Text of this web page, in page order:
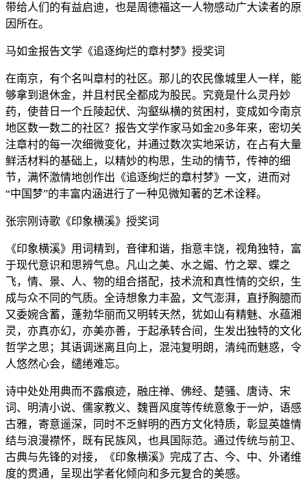
带给人们的有益启迪，也是周德福这一人物感动广大读者的原
因所在。
马如金报告文学《追逐绚烂的章村梦》授奖词
在南京，有个名叫章村的社区。那儿的农民像城里人一样，能
够拿到退休金，并且村民全都成为股民。究竟是什么灵丹妙
药，使昔日一个丘陵起伏、沟壑纵横的贫困村，变成如今南京
地区数一数二的社区？报告文学作家马如金20多年来，密切关
注章村的每一次细微变化，并通过数次实地采访，在占有大量
鲜活材料的基础上，以精妙的构思，生动的情节，传神的细
节，满怀激情地创作出《追逐绚烂的章村梦》一文，进而对
“中国梦”的丰富内涵进行了一种见微知著的艺术诠释。
张宗刚诗歌《印象横溪》授奖词
《印象横溪》用词精到，音律和谐，指意丰饶，视角独特，富
于现代意识和思辨气息。凡山之美、水之媚、竹之翠、蝶之
飞，情、景、人、物的组合搭配，技术流和真性情的交织，生
成与众不同的气质。全诗想象力丰盈，文气澎湃，直抒胸臆而
又委婉含蓄，蓬勃华丽而又明转天然，犹如山有精魅、水蕴湘
灵，亦真亦幻，亦美亦善，于起承转合间，生发出独特的文化
哲学之思；其语调迷离且向上，混沌复明朗，清纯而魅惑，令
人悠然心会，缱绻难忘。
诗中处处用典而不露痕迹，融庄禅、佛经、楚骚、唐诗、宋
词、明清小说、儒家教义、魏晋风度等传统意象于一炉，语感
古雅，寄意遥深，同时不乏鲜明的西方文化特质，彰显英雄情
结与浪漫襟怀，既有民族风，也具国际范。通过传统与前卫、
古典与先锋的对接，《印象横溪》完成了古、今、中、外诸维
度的贯通，呈现出学者化倾向和多元复合的美感。